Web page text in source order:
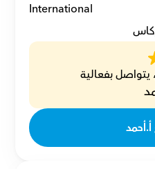
International
يتواصل بفعالية